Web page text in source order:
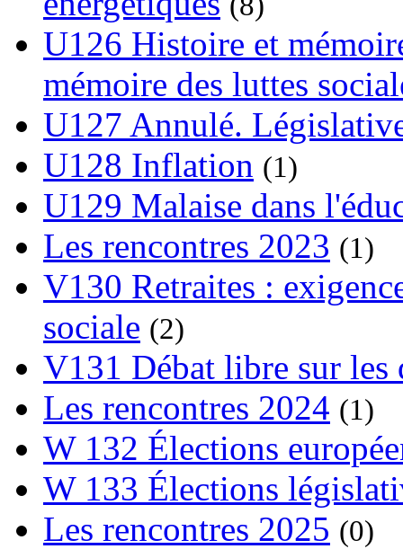
U126 Histoire et
mémoire des luttes
U127 Annulé.
U128 Inflation (1)
U129 Malaise dans
Les rencontres 2023 (1)
V130 Retraites :
sociale (2)
V131 Débat libre sur les
Les rencontres 2024 (1)
W 132 Élections
W 133 Élections
Les rencontres 2025 (0)